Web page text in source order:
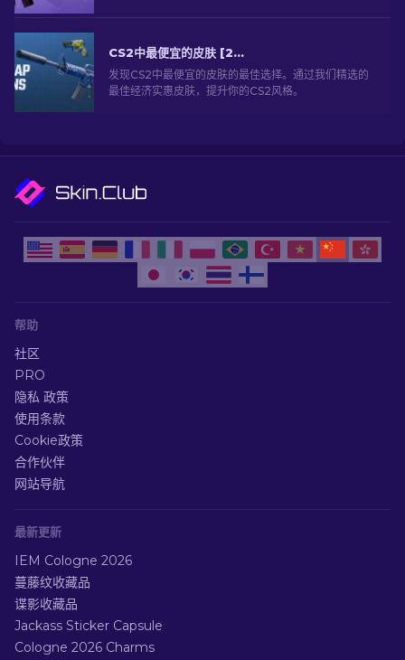
CS2中最便宜的皮肤 [2026]
发现CS2中最便宜的皮肤的最佳选择。通过我们精选的
最佳经济实惠皮肤，提升你的CS2风格。
帮助
社区
PRO
隐私 政策
使用条款
Cookie政策
合作伙伴
网站导航
最新更新
IEM Cologne 2026
蔓藤纹收藏品
谍影收藏品
Jackass Sticker Capsule
Cologne 2026 Charms